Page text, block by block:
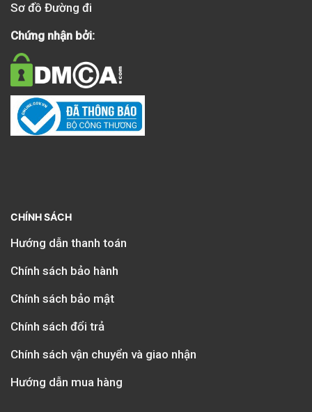
Sơ đồ Đường đi
Chứng nhận bởi:
CHÍNH SÁCH
Hướng dẫn thanh toán
Chính sách bảo hành
Chính sách bảo mật
Chính sách đổi trả
Chính sách vận chuyển và giao nhận
Hướng dẫn mua hàng